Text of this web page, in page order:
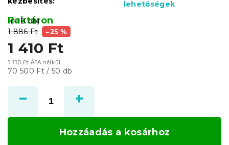
1 886 Ft –25 %
1 410 Ft
1 110 Ft ÁFA nélkül
Egységár:
70 500 Ft / 50 db
Raktáron
(>10 db)
lehetőségek
Hozzáadás a kosárhoz